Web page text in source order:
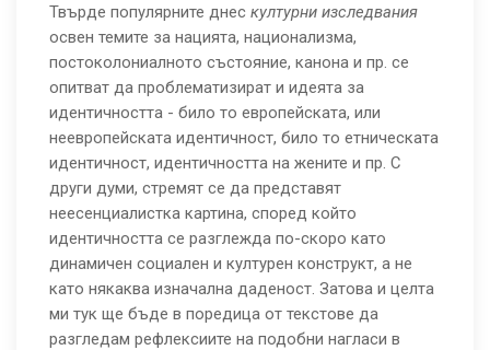
Европейският
контекст
Твърде популярните днес културни изследвания
освен темите за нацията, национализма,
постоколониалното състояние, канона и пр. се
опитват да проблематизират и идеята за
идентичността - било то европейската, или
неевропейската идентичност, било то етническата
идентичност, идентичността на жените и пр. С
други думи, стремят се да представят
неесенциалистка картина, според който
идентичността се разглежда по-скоро като
динамичен социален и културен конструкт, а не
като някаква изначална даденост. Затова и целта
ми тук ще бъде в поредица от текстове да
разгледам рефлексиите на подобни нагласи в